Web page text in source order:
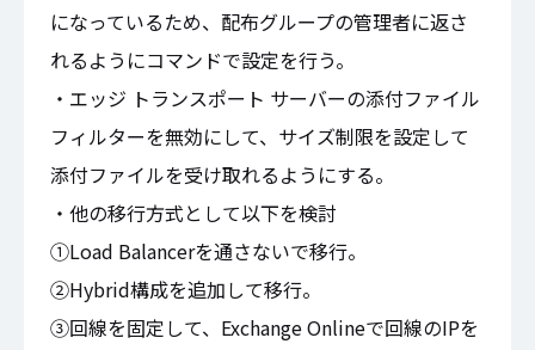
になっているため、配布グループの管理者に返さ
れるようにコマンドで設定を行う。
・エッジ トランスポート サーバーの添付ファイル
フィルターを無効にして、サイズ制限を設定して
添付ファイルを受け取れるようにする。
・他の移行方式として以下を検討
①Load Balancerを通さないで移行。
②Hybrid構成を追加して移行。
③回線を固定して、Exchange Onlineで回線のIPを